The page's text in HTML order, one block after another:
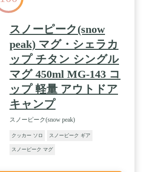
スノーピーク(snow
peak) マグ・シェラカ
ップ チタン シングル
マグ 450ml MG-143 コ
ップ 軽量 アウトドア
キャンプ
スノーピーク(snow peak)
クッカー ソロ スノーピーク ギア
スノーピーク マグ